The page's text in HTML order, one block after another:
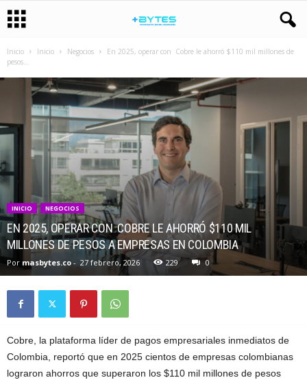
Inicio Inicio Negocios
En 2025, operar con Cobre le ahorró $110 mil millones de
pesos...
INICIO NEGOCIOS
EN 2025, OPERAR CON COBRE LE AHORRÓ $110 MIL
MILLONES DE PESOS A EMPRESAS EN COLOMBIA
Por masbytes.co - 27 febrero, 2026 229 0
Cobre, la plataforma líder de pagos empresariales inmediatos de
Colombia, reportó que en 2025 cientos de empresas colombianas
lograron ahorros que superaron los $110 mil millones de pesos